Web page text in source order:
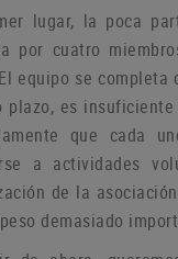
lugar, la poca
por cuatro
El equipo se
plazo, es
que cada
a actividades
de la
demasiado